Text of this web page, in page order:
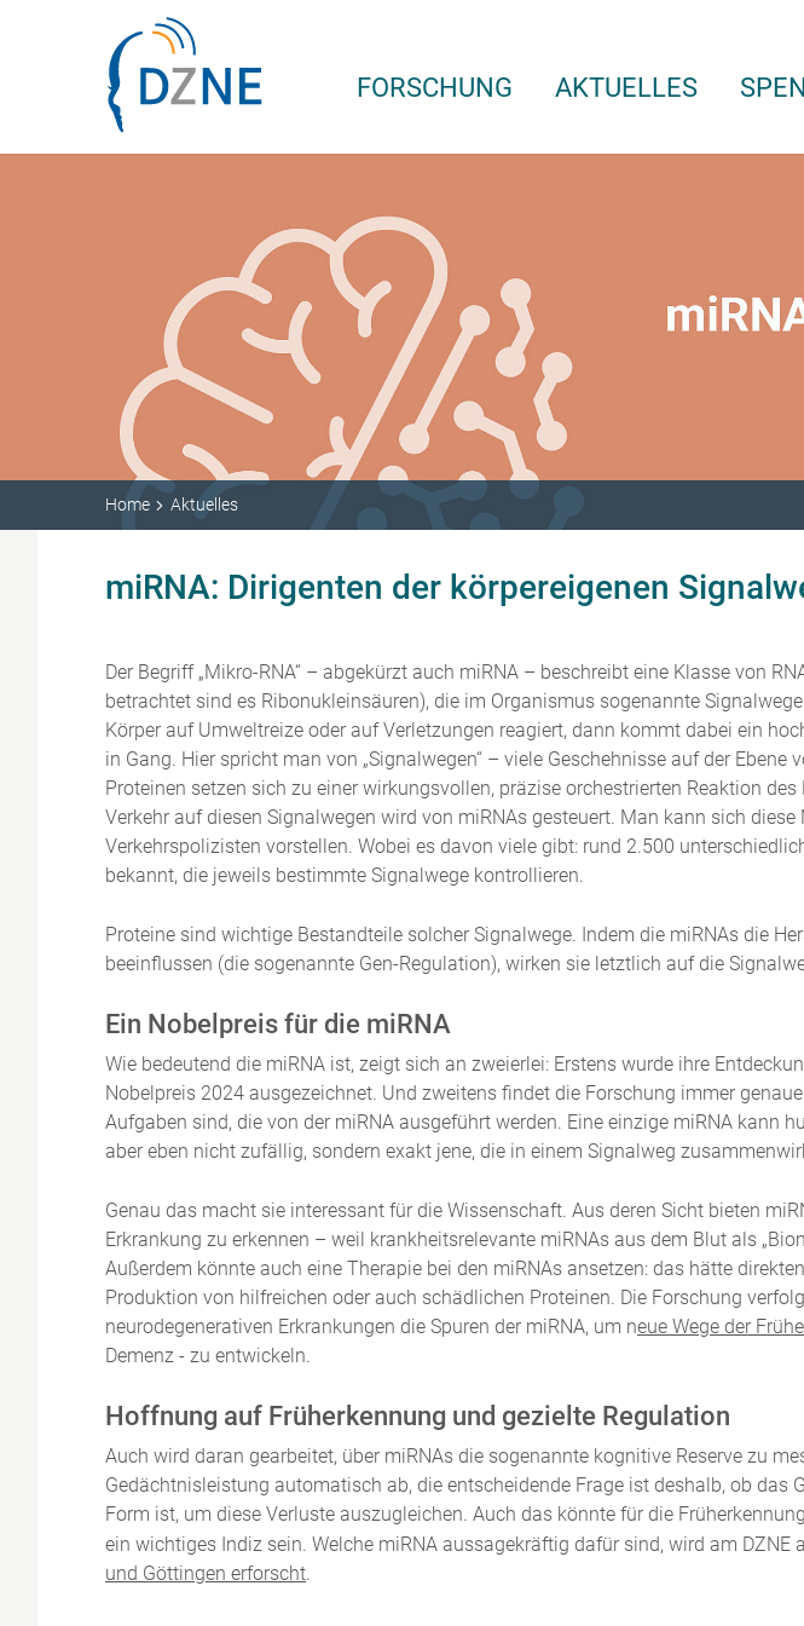
Zum Inhalt springen
FORSCHUNG AKTUELLES
Home Aktuelles
miRNA: Dirigenten der körpereigenen
Der Begriff „Mikro-RNA“ – abgekürzt auch miRNA – beschreibt eine Klasse von
betrachtet sind es Ribonukleinsäuren), die im Organismus sogenannte
Körper auf Umweltreize oder auf Verletzungen reagiert, dann kommt dabei ein
in Gang. Hier spricht man von „Signalwegen“ – viele Geschehnisse auf der Ebene
Proteinen setzen sich zu einer wirkungsvollen, präzise orchestrierten Reaktion des
Verkehr auf diesen Signalwegen wird von miRNAs gesteuert. Man kann sich diese
Verkehrspolizisten vorstellen. Wobei es davon viele gibt: rund 2.500
bekannt, die jeweils bestimmte Signalwege kontrollieren.
Proteine sind wichtige Bestandteile solcher Signalwege. Indem die miRNAs die
beeinflussen (die sogenannte Gen-Regulation), wirken sie letztlich auf die
Ein Nobelpreis für die miRNA
Wie bedeutend die miRNA ist, zeigt sich an zweierlei: Erstens wurde ihre
Nobelpreis 2024 ausgezeichnet. Und zweitens findet die Forschung immer
Aufgaben sind, die von der miRNA ausgeführt werden. Eine einzige miRNA kann
aber eben nicht zufällig, sondern exakt jene, die in einem Signalweg
Genau das macht sie interessant für die Wissenschaft. Aus deren Sicht bieten
Erkrankung zu erkennen – weil krankheitsrelevante miRNAs aus dem Blut als
Außerdem könnte auch eine Therapie bei den miRNAs ansetzen: das hätte
Produktion von hilfreichen oder auch schädlichen Proteinen. Die Forschung
neurodegenerativen Erkrankungen die Spuren der miRNA, um neue Wege der
Demenz - zu entwickeln.
Hoffnung auf Früherkennung und gezielte Regulation
Auch wird daran gearbeitet, über miRNAs die sogenannte kognitive Reserve zu
Gedächtnisleistung automatisch ab, die entscheidende Frage ist deshalb, ob das
Form ist, um diese Verluste auszugleichen. Auch das könnte für die
ein wichtiges Indiz sein. Welche miRNA aussagekräftig dafür sind, wird am DZNE
und Göttingen erforscht.